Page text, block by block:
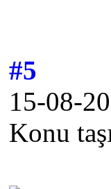
#5
15-08-
Konu